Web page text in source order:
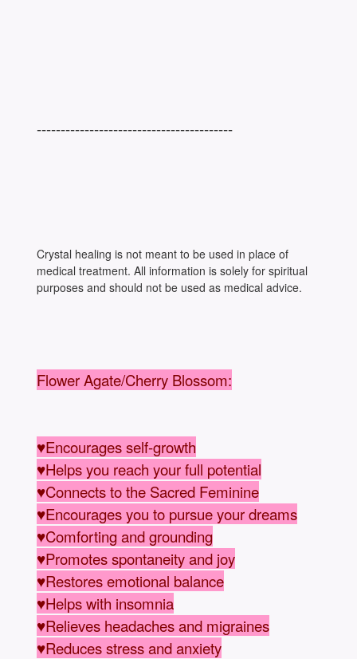
-----------------------------------------
Crystal healing is not meant to be used in place of
medical treatment. All information is solely for spiritual
purposes and should not be used as medical advice.
Flower Agate/Cherry Blossom:
♥Encourages self-growth
♥Helps you reach your full potential
♥Connects to the Sacred Feminine
♥Encourages you to pursue your dreams
♥Comforting and grounding
♥Promotes spontaneity and joy
♥Restores emotional balance
♥Helps with insomnia
♥Relieves headaches and migraines
♥Reduces stress and anxiety